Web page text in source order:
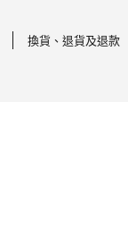
換貨、退貨及退款